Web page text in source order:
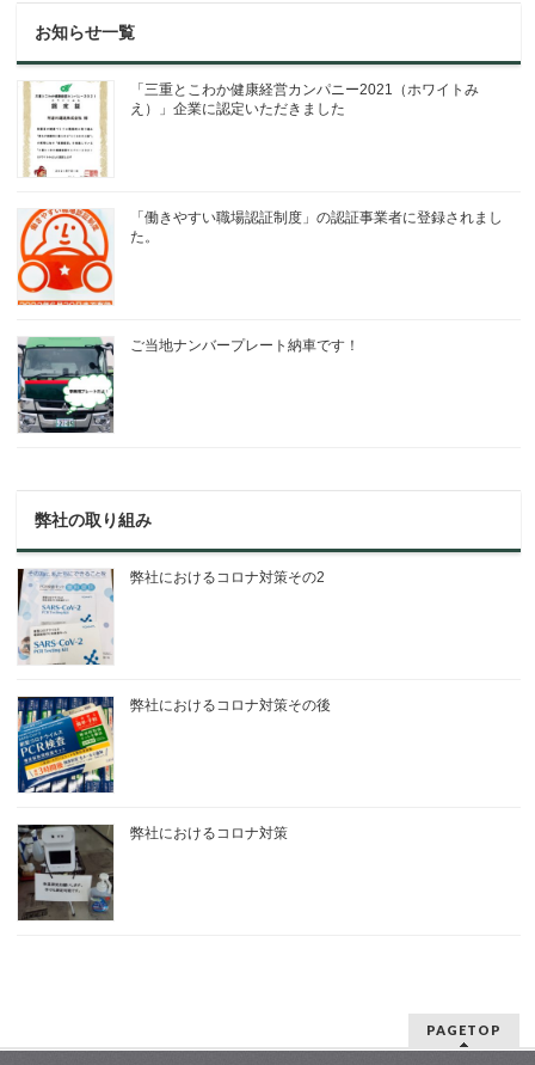
お知らせ一覧
「三重とこわか健康経営カンパニー2021（ホワイトみ
え）」企業に認定いただきました
「働きやすい職場認証制度」の認証事業者に登録されまし
た。
ご当地ナンバープレート納車です！
弊社の取り組み
弊社におけるコロナ対策その2
弊社におけるコロナ対策その後
弊社におけるコロナ対策
PAGETOP